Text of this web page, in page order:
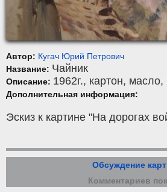
Автор: Кугач Юрий Петрович
Название: Чайник
Описание: 1962г., картон, масло,
Дополнительная информация:
Эскиз к картине "На дорогах
Обсуждение
Комментариев